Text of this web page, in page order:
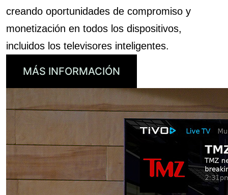
creando oportunidades de compromiso y
monetización en todos los dispositivos,
incluidos los televisores inteligentes.
MÁS INFORMACIÓN